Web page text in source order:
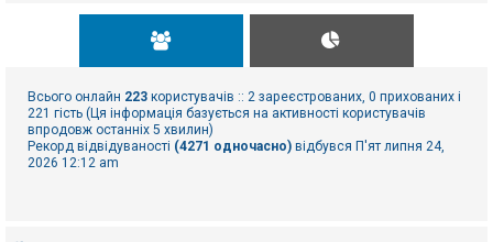
Всього онлайн 223 користувачів :: 2 зареєстрованих, 0 прихованих і
221 гість (Ця інформація базується на активності користувачів
впродовж останніх 5 хвилин)
Рекорд відвідуваності (4271 одночасно) відбувся П'ят липня 24,
2026 12:12 am